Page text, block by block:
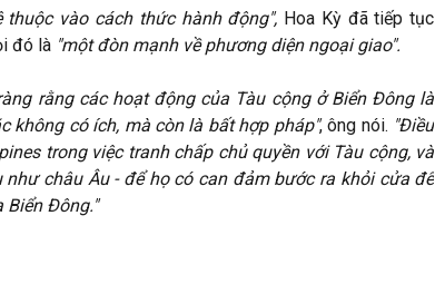
thuộc vào cách thức hành động", Hoa Kỳ đã tiếp tục
đó là "một đòn mạnh về phương diện ngoại giao".
rằng các hoạt động của Tàu cộng ở Biển Đông là
không có ích, mà còn là bất hợp pháp", ông nói. "Điều
trong việc tranh chấp chủ quyền với Tàu cộng, và
châu Âu - để họ có can đảm bước ra khỏi cửa để
Biển Đông."